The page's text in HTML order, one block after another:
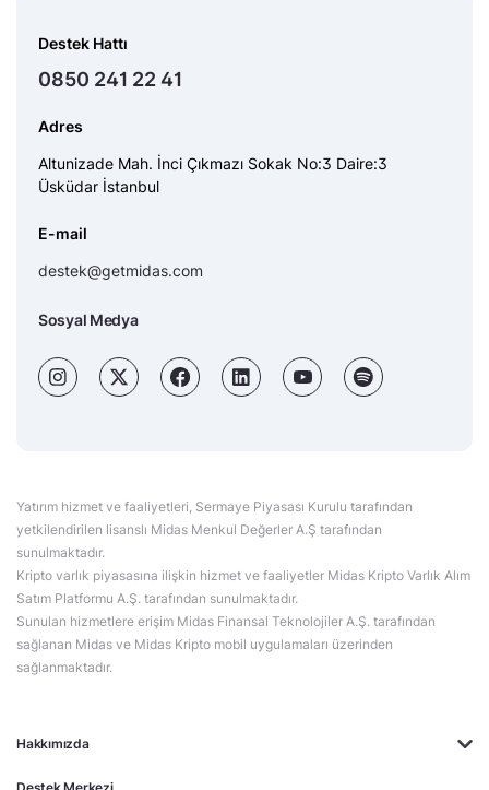
Hakkımızda
Destek Hattı
0850 241 22 41
Adres
Altunizade Mah. İnci Çıkmazı Sokak No:3 Daire:3
Üsküdar İstanbul
E-mail
destek@getmidas.com
Sosyal Medya
Yatırım hizmet ve faaliyetleri, Sermaye Piyasası Kurulu tarafından
yetkilendirilen lisanslı Midas Menkul Değerler A.Ş tarafından
sunulmaktadır.
Kripto varlık piyasasına ilişkin hizmet ve faaliyetler Midas Kripto Varlık Alım
Satım Platformu A.Ş. tarafından sunulmaktadır.
Sunulan hizmetlere erişim Midas Finansal Teknolojiler A.Ş. tarafından
sağlanan Midas ve Midas Kripto mobil uygulamaları üzerinden
sağlanmaktadır.